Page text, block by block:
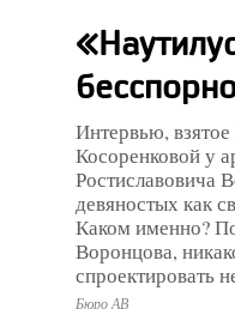
Интервью,
Косоренковой у
Ростиславовича
девяностых как
Каком именно?
Воронцова,
спроектировать
Бюро АВ